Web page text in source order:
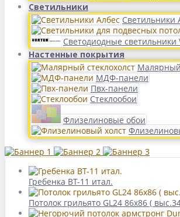
Светильники
Светильники
Светодиодные светильники
Настенные покрытия
Малярный
МДФ-панели
Пвх-панели
Стеклообои
Флизелиновые обои
Гребенка BT-11 итал.
Потолок грильято GL24 86х86 (